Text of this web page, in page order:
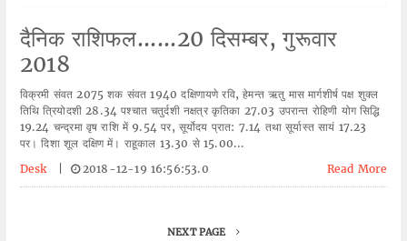
दैनिक राशिफल......20 दिसम्बर, गुरूवार
2018
विक्रमी संवत 2075 शक संवत 1940 दक्षिणायणे रवि, हेमन्त ऋतु मास मार्गशीर्ष पक्ष शुक्ल
तिथि त्रियोदशी 28.34 पश्चात चतुर्दशी नक्षत्र कृतिका 27.03 उपरान्त रोहिणी योग सिद्धि
19.24 चन्द्रमा वृष राशि में 9.54 पर, सूर्योदय प्रात: 7.14 तथा सूर्यास्त सायं 17.23
पर। दिशा शूल दक्षिण में। राहूकाल 13.30 से 15.00...
Desk
2018-12-19 16:56:53.0 Read More
NEXT PAGE